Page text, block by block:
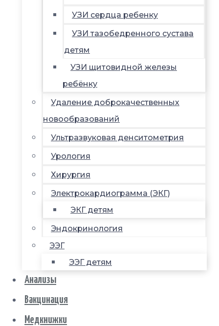
УЗИ сердца ребенку
УЗИ тазобедренного сустава
детям
УЗИ щитовидной железы
ребёнку
Удаление доброкачественных
новообразований
Ультразвуковая денситометрия
Урология
Хирургия
Электрокардиограмма (ЭКГ)
ЭКГ детям
Эндокринология
ЭЭГ
ЭЭГ детям
Анализы
Вакцинация
Медкнижки